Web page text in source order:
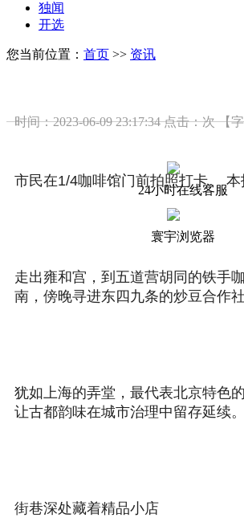
24小时在线客服
寰宇浏览器
独闻
开选
您当前位置： 首页 >> 资讯
时间：2023-06-09 23:17:34点击：次 【
市民在1/4咖啡馆门前拍照打卡。
走出雍和宫，到五道营胡同的铁手
南，傍晚寻进东四九条的炒豆合作
犹如上海的弄堂，最代表北京特色
让古都韵味在城市治理中留存延续。
街巷深处藏着精品小店